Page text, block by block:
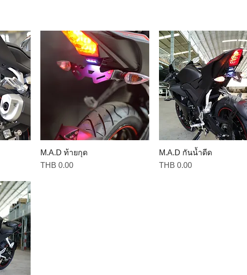
M.A.D ท้ายกุด
Price
THB 0.00
M.A.D กันน้ำดีด
Price
THB 0.00